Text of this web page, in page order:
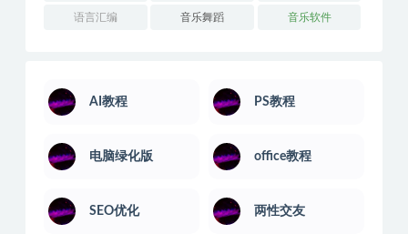
语言汇编 音乐舞蹈 音乐软件
AI教程 PS教程
电脑绿化版 office教程
SEO优化 两性交友